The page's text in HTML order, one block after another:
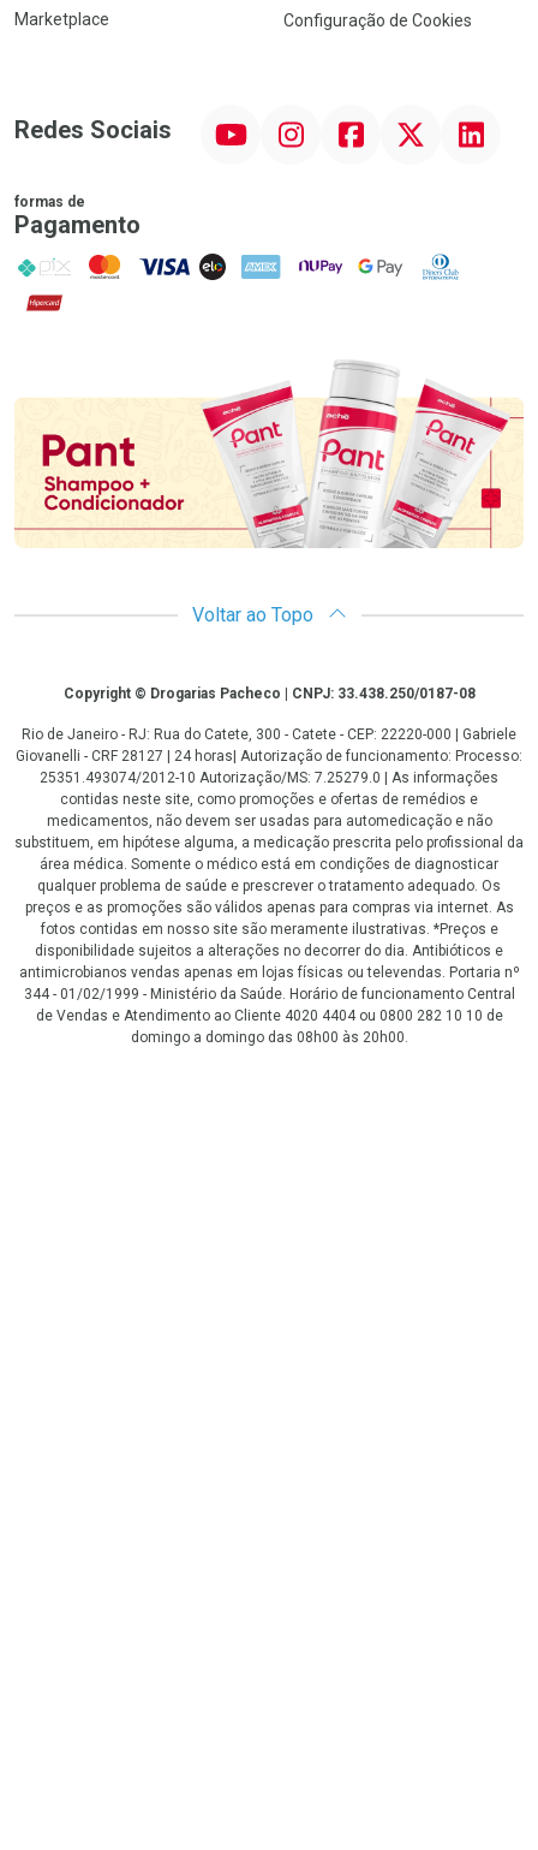
Marketplace
Configuração de Cookies
Redes Sociais InstagramFacebookTwitter Linkedin
formas de
Pagamento
PIX MasterCard
VISA ELO AMEX NuPay Google PayDiners Club
Hipercard
Promoção em Destaque
Voltar ao Topo
CopyrightCopyright © Drogarias Pacheco | CNPJ: 33.438.250/0187-08
Rio de Janeiro - RJ: Rua do Catete, 300 - Catete - CEP: 22220-000 | Gabriele
Giovanelli - CRF 28127 | 24 horas| Autorização de funcionamento: Processo:
25351.493074/2012-10 Autorização/MS: 7.25279.0 | As informações
contidas neste site, como promoções e ofertas de remédios e
medicamentos, não devem ser usadas para automedicação e não
substituem, em hipótese alguma, a medicação prescrita pelo profissional da
área médica. Somente o médico está em condições de diagnosticar
qualquer problema de saúde e prescrever o tratamento adequado. Os
preços e as promoções são válidos apenas para compras via internet. As
fotos contidas em nosso site são meramente ilustrativas. *Preços e
disponibilidade sujeitos a alterações no decorrer do dia. Antibióticos e
antimicrobianos vendas apenas em lojas físicas ou televendas. Portaria nº
344 - 01/02/1999 - Ministério da Saúde. Horário de funcionamento Central
de Vendas e Atendimento ao Cliente 4020 4404 ou 0800 282 10 10 de
domingo a domingo das 08h00 às 20h00.